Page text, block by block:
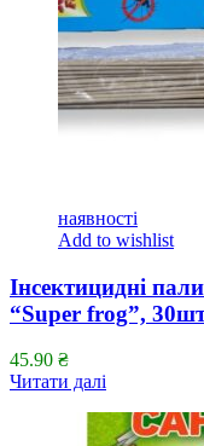
наявності
Add to wishlist
Інсектицидні
“Super frog”,
45.90 ₴
Читати далі